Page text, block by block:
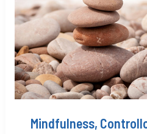
Mindfulness,